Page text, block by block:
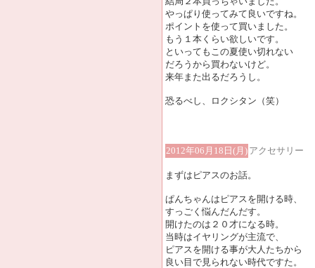
やっぱり使ってみて良いですね。
ポイントを使って買いました。
もう１本くらい欲しいです。
といってもこの夏使い切れない
だろうから買わないけど。
来年また出るだろうし。
恐るべし、ロクシタン（笑）
2012年06月18日(月) アクセサリー
まずはピアスのお話。
ぱんちゃんはピアスを開ける時、
すっごく悩んだんだす。
開けたのは２０才になる時。
当時はイヤリングが主流で、
ピアスを開ける事が大人たちから
良い目で見られない時代ですた。